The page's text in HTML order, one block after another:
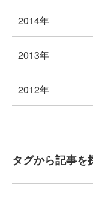
2014年
2013年
2012年
タグから記事を